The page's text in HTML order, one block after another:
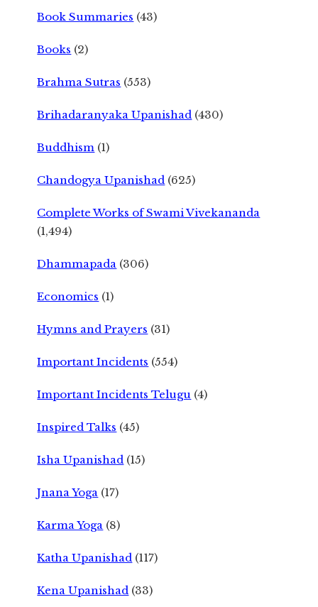
Book Summaries (43)
Books (2)
Brahma Sutras (553)
Brihadaranyaka Upanishad (430)
Buddhism (1)
Chandogya Upanishad (625)
Complete Works of Swami Vivekananda
(1,494)
Dhammapada (306)
Economics (1)
Hymns and Prayers (31)
Important Incidents (554)
Important Incidents Telugu (4)
Inspired Talks (45)
Isha Upanishad (15)
Jnana Yoga (17)
Karma Yoga (8)
Katha Upanishad (117)
Kena Upanishad (33)